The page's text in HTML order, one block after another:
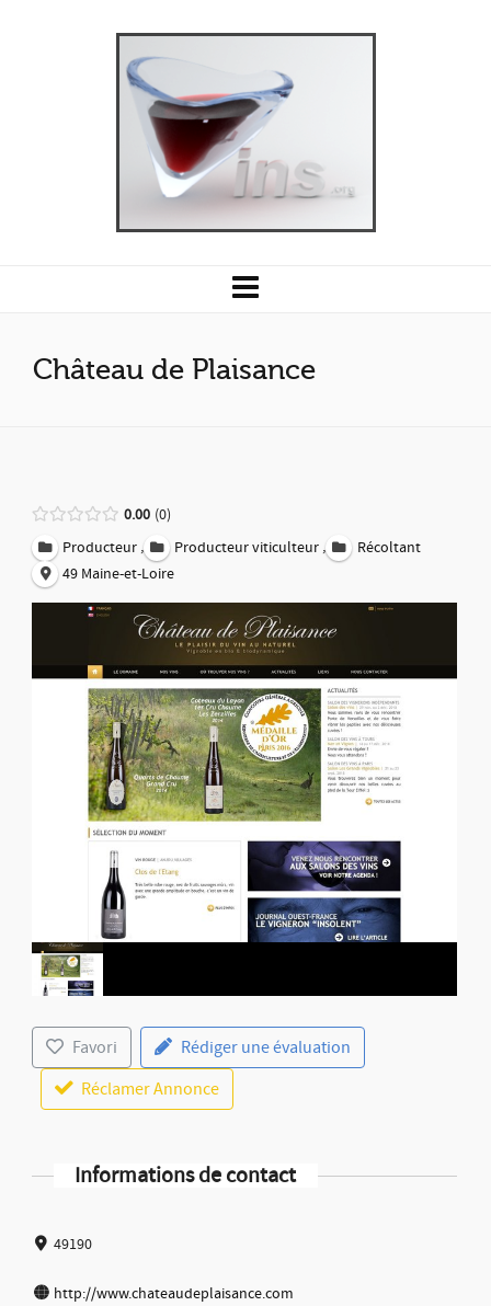
Château de Plaisance
0.00 0
Producteur , Producteur viticulteur ,
Récoltant
49 Maine-et-Loire
Favori
Rédiger une évaluation
Réclamer Annonce
Informations de contact
49190
http://www.chateaudeplaisance.com